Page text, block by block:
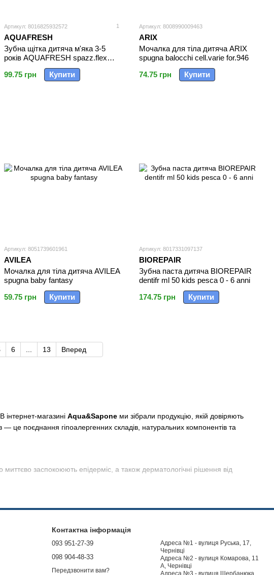
інтернет-магазині Aqua&Sapone ми зібрали продукцію, якій довіряють
— це поєднання гіпоалергенних складів, натуральних компонентів та
миттєво заспокоюють епідерміс, а також дерматологічні рішення від
а малюк — щасливим і здоровим.
Артикул: 8016825932572 1
AQUAFRESH
Зубна щітка дитяча м'яка 3-5
років AQUAFRESH spazz.flex
99.75 грн
Купити
Артикул: 8008990009463
ARIX
Мочалка для тіла дитяча ARIX
spugna balocchi cell.varie for.946
74.75 грн
Купити
Артикул: 8051739601961
AVILEA
Мочалка для тіла дитяча AVILEA
spugna baby fantasy
59.75 грн
Купити
Артикул: 8017331097137
BIOREPAIR
Зубна паста дитяча BIOREPAIR
dentifr ml 50 kids pesca 0 - 6 anni
174.75 грн
Купити
6 13 Вперед
Контактна інформація
093 951-27-39
098 904-48-33
Передзвонити вам?
Адреса №1 - вулиця Руська, 17,
Чернівці
Адреса №2 - вулиця Комарова, 11
А, Чернівці
Адреса №3 - вулиця Щербанюка